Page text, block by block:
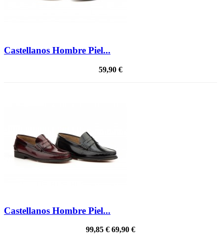
Castellanos Hombre Piel...
59,90 €
Castellanos Hombre Piel...
99,85 € 69,90 €